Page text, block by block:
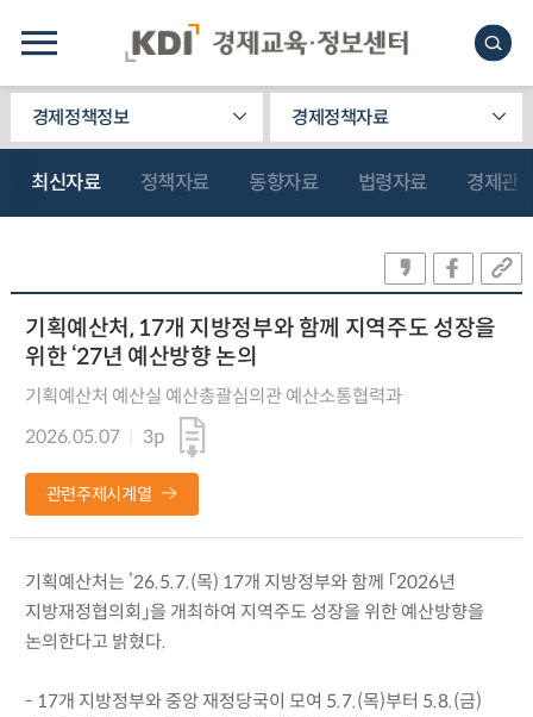
경제정책정보 경제정책자료
최신자료 정책자료 동향자료 법령자료 경제관
기획예산처, 17개 지방정부와 함께 지역주도 성장을
위한 ‘27년 예산방향 논의
기획예산처 예산실 예산총괄심의관 예산소통협력과
2026.05.07
3p
관련주제시계열
기획예산처는 ’26.5.7.(목) 17개 지방정부와 함께 「2026년
지방재정협의회」을 개최하여 지역주도 성장을 위한 예산방향을
논의한다고 밝혔다.
- 17개 지방정부와 중앙 재정당국이 모여 5.7.(목)부터 5.8.(금)